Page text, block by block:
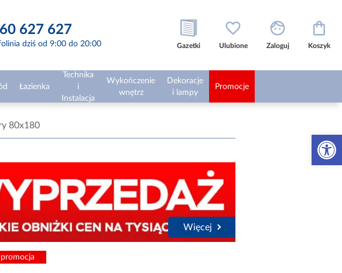
Otwórz
627 627
dziś od 9:00 do 20:00 Gazetki Ulubione Zaloguj Koszyk
Łazienka
Technika
i
Instalacja
Wykończenie
wnętrz
Dekoracje
i lampy
Promocje
80x180
Więcej
promocja